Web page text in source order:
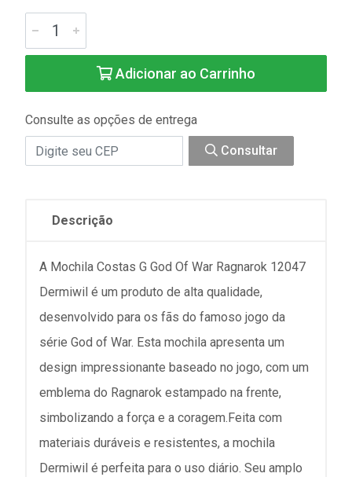
Adicionar ao Carrinho
Consulte as opções de entrega
Consultar
Descrição
A Mochila Costas G God Of War Ragnarok 12047
Dermiwil é um produto de alta qualidade,
desenvolvido para os fãs do famoso jogo da
série God of War. Esta mochila apresenta um
design impressionante baseado no jogo, com um
emblema do Ragnarok estampado na frente,
simbolizando a força e a coragem.Feita com
materiais duráveis e resistentes, a mochila
Dermiwil é perfeita para o uso diário. Seu amplo